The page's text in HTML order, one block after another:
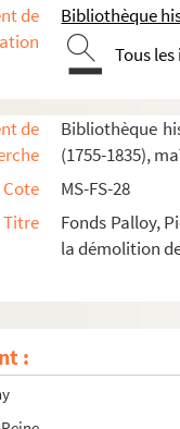
de
Bibliothèque
Tous
de
Bibliothèque
(1755-1835),
Cote
MS-FS-28
Titre
Fonds Palloy,
la démolition
:
de Palloy
Apôtres de la Liberté.
offertes à des
IV A. Assemblée
B-C. Sections et districts
aux sections
Département de Paris